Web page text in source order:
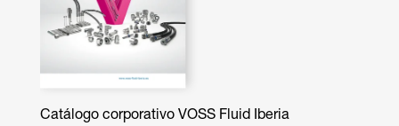
Catálogo corporativo VOSS Fluid Iberia